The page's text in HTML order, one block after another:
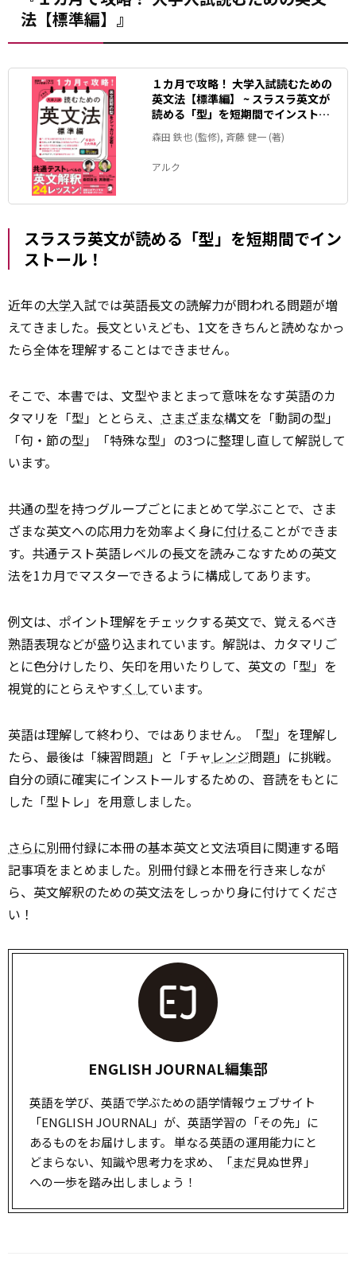
法【標準編】』
１カ月で攻略！ 大学入試読むための
英文法【標準編】 ~ スラスラ英文が
読める「型」を短期間でインストー
ル！[音声DL付]
森田 鉄也 (監修), 斉藤 健一 (著)
アルク
スラスラ英文が読める「型」を短期間でイン
ストール！
近年の大学入試では英語長文の読解力が問われる問題が増
えてきました。長文といえども、1文をきちんと読めなかっ
たら全体を理解することはできません。
そこで、本書では、文型やまとまって意味をなす英語のカ
タマリを「型」ととらえ、 さまざまな構文を「動詞の型」
「句・節の型」「特殊な型」の3つに整理し直して解説して
います。
共通の型を持つグループごとにまとめて学ぶことで、さま
ざまな英文への応用力を効率よく身に付けることができま
す。共通テスト英語レベルの長文を読みこなすための英文
法を1カ月でマスターできるように構成してあります。
例文は、ポイント理解をチェックする英文で、覚えるべき
熟語表現などが盛り込まれています。解説は、カタマリご
とに色分けしたり、矢印を用いたりして、英文の「型」を
視覚的にとらえやすくしています。
英語は理解して終わり、ではありません。「型」を理解し
たら、最後は「練習問題」と「チャ レンジ問題」に挑戦。
自分の頭に確実にインストールするための、音読をもとに
した「型トレ」を用意しました。
さらに別冊付録に本冊の基本英文と文法項目に関連する暗
記事項をまとめました。別冊付録と本冊を行き来しなが
ら、英文解釈のための英文法をしっかり身に付けてくださ
い！
ENGLISH JOURNAL編集部
英語を学び、英語で学ぶための語学情報ウェブサイト
「ENGLISH JOURNAL」が、英語学習の「その先」に
あるものをお届けします。 単なる英語の運用能力にと
どまらない、知識や思考力を求め、「まだ見ぬ世界」
への一歩を踏み出しましょう！